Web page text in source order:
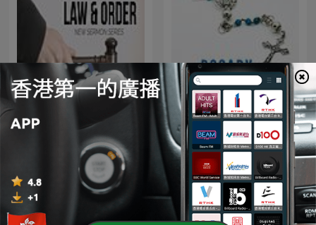
Law And Order Rosary Together